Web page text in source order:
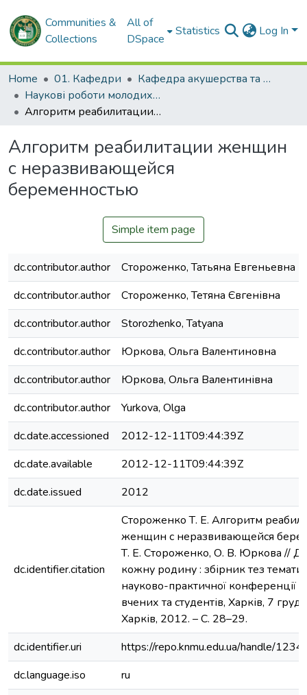
Communities &
Collections
All of
DSpace
Statistics Log In
Home 01. Кафедри
Кафедра акушерства та гінекології № 1
Наукові роботи молодих дослідників. Кафедра акушерства та гінекології № 1
Алгоритм реабилитации женщин с неразвивающейся беременностью
Алгоритм реабилитации женщин
с неразвивающейся
беременностью
Simple item page
dc.contributor.author
Стороженко, Татьяна Евгеньевна
dc.contributor.author
Стороженко, Тетяна Євгенівна
dc.contributor.author
Storozhenko, Tatyana
dc.contributor.author
Юркова, Ольга Валентиновна
dc.contributor.author
Юркова, Ольга Валентинівна
dc.contributor.author
Yurkova, Olga
dc.date.accessioned
2012-12-11T09:44:39Z
dc.date.available
2012-12-11T09:44:39Z
dc.date.issued
2012
dc.identifier.citation
Стороженко Т. Е. Алгоритм
женщин с неразвивающейся
Т. Е. Стороженко, О. В. Юркова //
кожну родину : збірник тез
науково-практичної конференції
вчених та студентів, Харків, 7
Харків, 2012. – С. 28–29.
dc.identifier.uri
https://repo.knmu.edu.ua/handle/
dc.language.iso
ru